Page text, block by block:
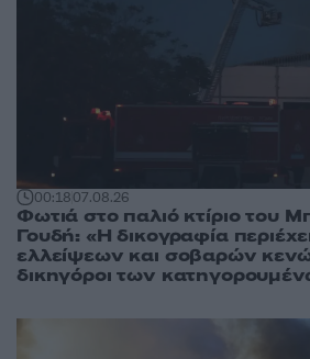
00:1807.08.26
Φωτιά στο παλιό κτίριο του
Γουδή: «Η δικογραφία
ελλείψεων και σοβαρών
δικηγόροι των